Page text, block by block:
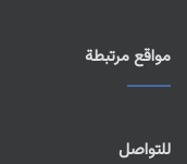
مواقع مرتبطة
للتواصل